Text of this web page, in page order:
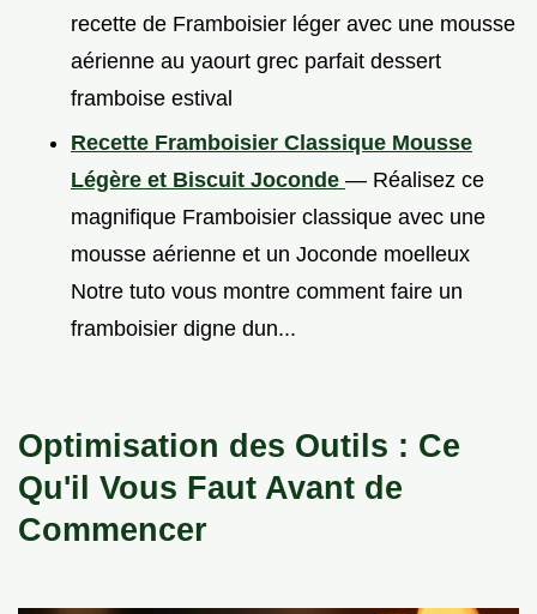
recette de Framboisier léger avec une mousse
aérienne au yaourt grec parfait dessert
framboise estival
Recette Framboisier Classique Mousse
Légère et Biscuit Joconde — Réalisez ce
magnifique Framboisier classique avec une
mousse aérienne et un Joconde moelleux
Notre tuto vous montre comment faire un
framboisier digne dun...
Optimisation des Outils : Ce
Qu'il Vous Faut Avant de
Commencer